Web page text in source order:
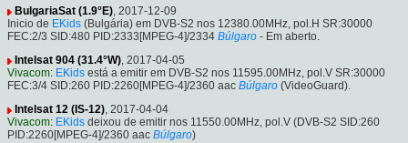
BulgariaSat (1.9°E), 2017-12-09
Inicio de EKids (Bulgária) em DVB-S2 nos 12380.00MHz, pol.H SR:30000
FEC:2/3 SID:480 PID:2333[MPEG-4]/2334 Búlgaro - Em aberto.
Intelsat 904 (31.4°W), 2017-04-05
Vivacom: EKids está a emitir em DVB-S2 nos 11595.00MHz, pol.V SR:30000
FEC:3/4 SID:260 PID:2260[MPEG-4]/2360 aac Búlgaro (VideoGuard).
Intelsat 12 (IS-12), 2017-04-04
Vivacom: EKids deixou de emitir nos 11550.00MHz, pol.V (DVB-S2 SID:260
PID:2260[MPEG-4]/2360 aac Búlgaro)